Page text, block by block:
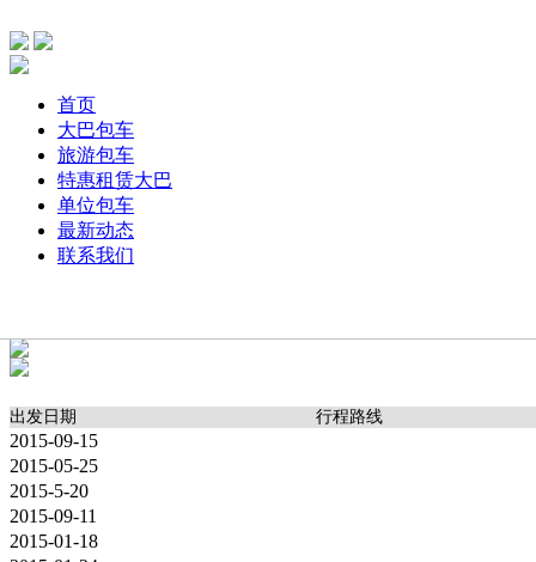
首页
大巴包车
旅游包车
特惠租赁大巴
单位包车
最新动态
联系我们
出发日期 行程路线
2015-09-15
2015-05-25
2015-5-20
2015-09-11
2015-01-18